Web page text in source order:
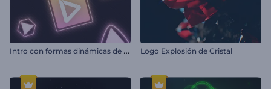
I
ntro con formas dinámicas de neón Logo Explosión de Cristal